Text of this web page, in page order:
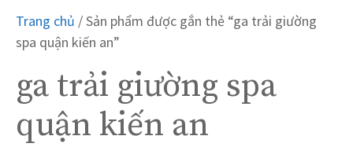
Trang chủ / Sản phẩm được gắn thẻ “ga trải giường
spa quận kiến an”
ga trải giường spa
quận kiến an